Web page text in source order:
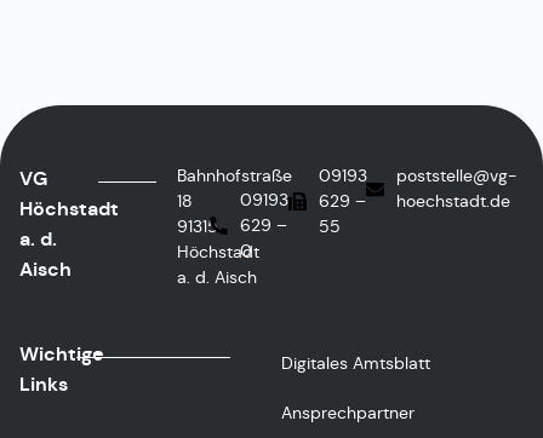
VG
Höchstadt
a. d.
Aisch
Bahnhofstraße
18
91315
Höchstadt
a. d. Aisch
09193
629 –
0
09193
629 –
55
poststelle@vg-
hoechstadt.de
Wichtige
Links
Digitales Amtsblatt
Ansprechpartner